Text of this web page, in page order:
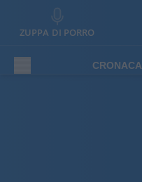
ZUPPA DI PORRO
CRONACA